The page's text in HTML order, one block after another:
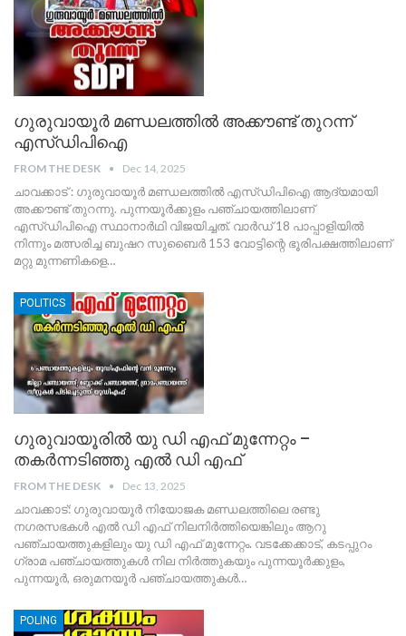
ഗുരുവായൂർ മണ്ഡലത്തിൽ അക്കൗണ്ട് തുറന്ന്
എസ്ഡിപിഐ
FROM THE DESK Dec 14, 2025
ചാവക്കാട് : ഗുരുവായൂർ മണ്ഡലത്തിൽ എസ്ഡിപിഐ ആദ്യമായി
അക്കൗണ്ട് തുറന്നു. പുന്നയൂർക്കുളം പഞ്ചായത്തിലാണ്
എസ്ഡിപിഐ സ്ഥാനാർഥി വിജയിച്ചത്. വാർഡ്‌ 18 പാപ്പാളിയിൽ
നിന്നും മത്സരിച്ച ബുഷറ സുബൈർ 153 വോട്ടിന്റെ ഭൂരിപക്ഷത്തിലാണ്
മറ്റു മുന്നണികളെ…
POLITICS
ഗുരുവായൂരിൽ യു ഡി എഫ് മുന്നേറ്റം –
തകർന്നടിഞ്ഞു എൽ ഡി എഫ്
FROM THE DESK Dec 13, 2025
ചാവക്കാട്: ഗുരുവായൂർ നിയോജക മണ്ഡലത്തിലെ രണ്ടു
നഗരസഭകൾ എൽ ഡി എഫ് നിലനിർത്തിയെങ്കിലും ആറു
പഞ്ചായത്തുകളിലും യു ഡി എഫ് മുന്നേറ്റം. വടക്കേക്കാട്, കടപ്പുറം
ഗ്രാമ പഞ്ചായത്തുകൾ നില നിർത്തുകയും പുന്നയൂർക്കുളം,
പുന്നയൂർ, ഒരുമനയൂർ പഞ്ചായത്തുകൾ…
POLING